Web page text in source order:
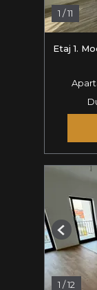
1 /11
Etaj 1.
1 /12